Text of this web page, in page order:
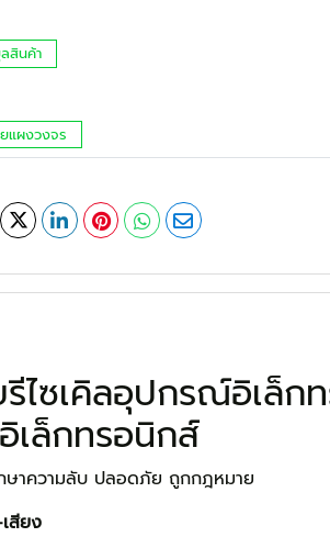
สินค้า
แผงวงจร
ไซเคิลอุปกรณ์อิเล็
อิเล็กทรอนิกส์
ษาความลับ ปลอดภัย ถูกกฎหมาย
สียง